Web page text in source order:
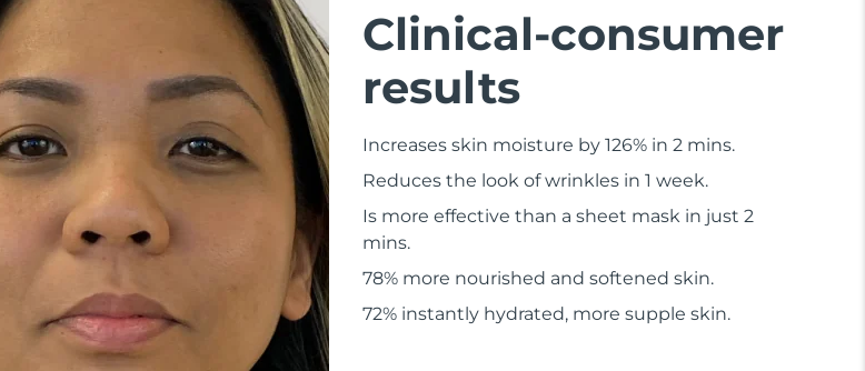
Clinical-consumer
results
Increases skin moisture by 126% in 2 mins.
Reduces the look of wrinkles in 1 week.
Is more effective than a sheet mask in just 2
mins.
78% more nourished and softened skin.
72% instantly hydrated, more supple skin.